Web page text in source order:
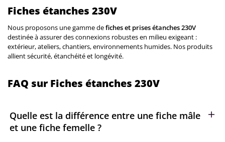
Fiches étanches 230V
Nous proposons une gamme defiches et prises étanches 230V
destinée à assurer des connexions robustes en milieu exigeant :
extérieur, ateliers, chantiers, environnements humides. Nos produits
allient sécurité, étanchéité et longévité.
FAQ sur Fiches étanches 230V
Quelle est la différence entre une fiche mâle
et une fiche femelle ?